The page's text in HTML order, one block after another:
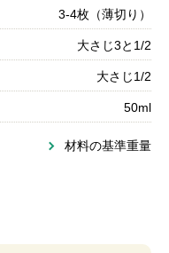
3-4枚（薄切り）
大さじ3と1/2
大さじ1/2
50ml
材料の基準重量